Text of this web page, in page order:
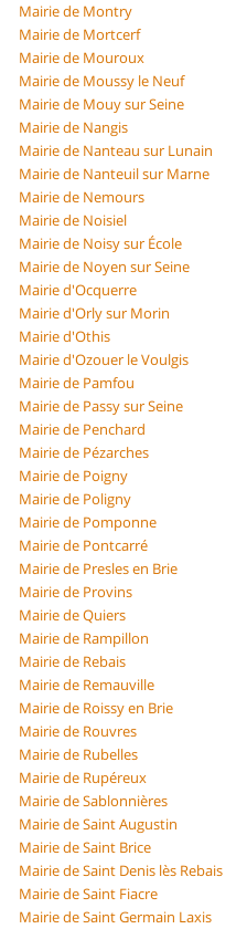
Mairie de Montry
Mairie de Mortcerf
Mairie de Mouroux
Mairie de Moussy le Neuf
Mairie de Mouy sur Seine
Mairie de Nangis
Mairie de Nanteau sur Lunain
Mairie de Nanteuil sur Marne
Mairie de Nemours
Mairie de Noisiel
Mairie de Noisy sur École
Mairie de Noyen sur Seine
Mairie d'Ocquerre
Mairie d'Orly sur Morin
Mairie d'Othis
Mairie d'Ozouer le Voulgis
Mairie de Pamfou
Mairie de Passy sur Seine
Mairie de Penchard
Mairie de Pézarches
Mairie de Poigny
Mairie de Poligny
Mairie de Pomponne
Mairie de Pontcarré
Mairie de Presles en Brie
Mairie de Provins
Mairie de Quiers
Mairie de Rampillon
Mairie de Rebais
Mairie de Remauville
Mairie de Roissy en Brie
Mairie de Rouvres
Mairie de Rubelles
Mairie de Rupéreux
Mairie de Sablonnières
Mairie de Saint Augustin
Mairie de Saint Brice
Mairie de Saint Denis lès Rebais
Mairie de Saint Fiacre
Mairie de Saint Germain Laxis